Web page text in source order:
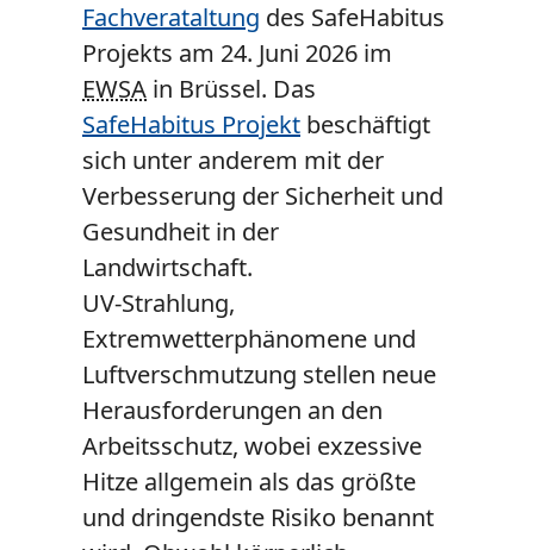
Fachverataltung des SafeHabitus
Projekts am 24. Juni 2026 im
EWSA in Brüssel. Das
SafeHabitus Projekt beschäftigt
sich unter anderem mit der
Verbesserung der Sicherheit und
Gesundheit in der
Landwirtschaft.
UV-Strahlung,
Extremwetterphänomene und
Luftverschmutzung stellen neue
Herausforderungen an den
Arbeitsschutz, wobei exzessive
Hitze allgemein als das größte
und dringendste Risiko benannt